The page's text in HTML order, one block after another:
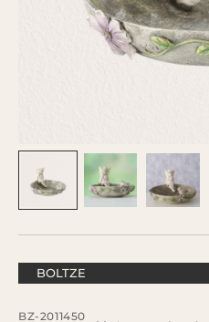
BOLTZE
BZ-2011450